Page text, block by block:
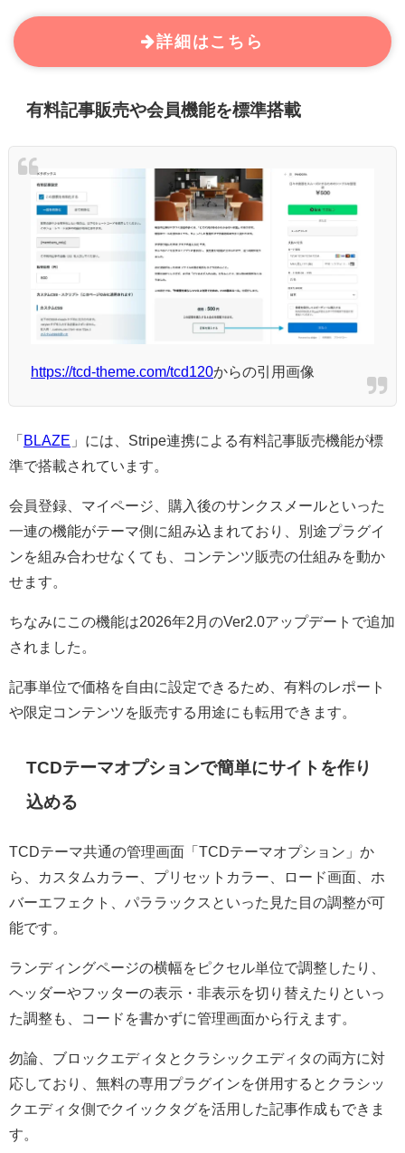
詳細はこちら
有料記事販売や会員機能を標準搭載
https://tcd-theme.com/tcd120からの引用画像
「 BLAZE 」には、Stripe連携による有料記事販売機能が標
準で搭載されています。
会員登録、マイページ、購入後のサンクスメールといった
一連の機能がテーマ側に組み込まれており、別途プラグイ
ンを組み合わせなくても、コンテンツ販売の仕組みを動か
せます。
ちなみにこの機能は2026年2月のVer2.0アップデートで追加
されました。
記事単位で価格を自由に設定できるため、有料のレポート
や限定コンテンツを販売する用途にも転用できます。
TCDテーマオプションで簡単にサイトを作り
込める
TCDテーマ共通の管理画面「TCDテーマオプション」か
ら、カスタムカラー、プリセットカラー、ロード画面、ホ
バーエフェクト、パララックスといった見た目の調整が可
能です。
ランディングページの横幅をピクセル単位で調整したり、
ヘッダーやフッターの表示・非表示を切り替えたりといっ
た調整も、コードを書かずに管理画面から行えます。
勿論、ブロックエディタとクラシックエディタの両方に対
応しており、無料の専用プラグインを併用するとクラシッ
クエディタ側でクイックタグを活用した記事作成もできま
す。